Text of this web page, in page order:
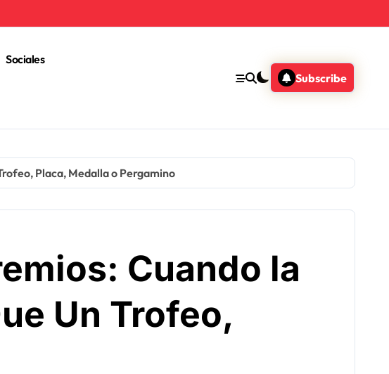
Sociales
Subscribe
Placa, Medalla o Pergamino
Cuando la
Un Trofeo,